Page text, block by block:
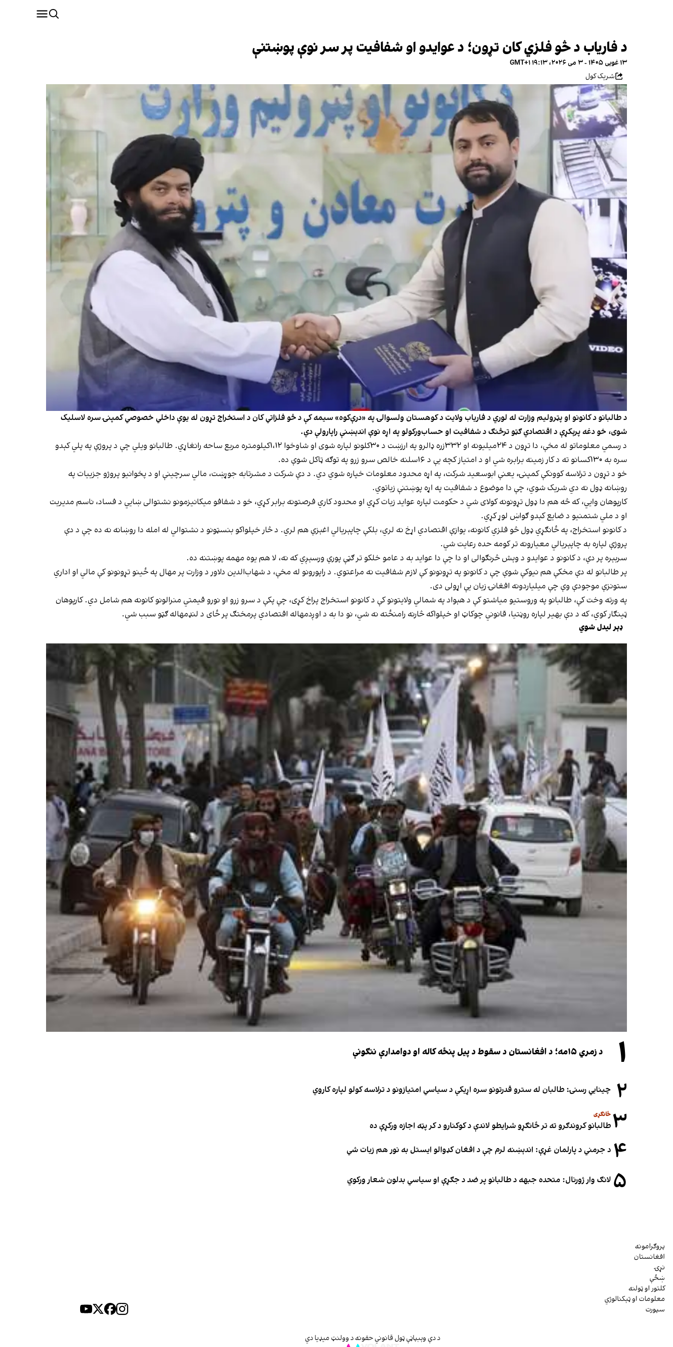
د فاریاب د څو فلزي کان تړون؛ د عوایدو او شفافیت پر سر نوې پوښتنې
۱۳ غویی ۱۴۰۵ - ۳ می ۲۰۲۶، ۱۹:۱۳ GMT+۱
شریک کول
د طالبانو د کانونو او پټرولیم وزارت له لوري د فاریاب ولایت د کوهستان ولسوالۍ په «درې‌کوه» سیمه کې د څو فلزاتي کان د استخراج تړون له یوې داخلي خصوصي کمپنۍ سره لاسلیک
شوی، خو دغه پرېکړې د اقتصادي ګټو ترڅنګ د شفافیت او حساب‌ورکولو په اړه نوې اندېښنې راپارولې دي.
د رسمي معلوماتو له مخې، دا تړون د ۲۴میلیونه او ۳۳۲زره ډالرو په ارزښت د ۳۰کلونو لپاره شوی او شاوخوا ۱،۱۲کیلومتره مربع ساحه رانغاړي. طالبانو ویلي چې د پروژې په پلي کېدو
سره به ۱۳۰کسانو ته د کار زمینه برابره شي او د امتیاز کچه یې د ۱۶سلنه خالص سرو زرو په توګه ټاکل شوې ده.
خو د تړون د ترلاسه کوونکې کمپنۍ، یعنې ابوسعید شرکت، په اړه محدود معلومات خپاره شوي دي. د دې شرکت د مشرتابه جوړښت، مالي سرچینې او د پخوانیو پروژو جزییات په
روښانه ډول نه دي شریک شوي، چې دا موضوع د شفافیت په اړه پوښتنې زیاتوي.
کارپوهان وایي، که څه هم دا ډول تړونونه کولای شي د حکومت لپاره عواید زیات کړي او محدود کاري فرصتونه برابر کړي، خو د شفافو میکانیزمونو نشتوالی ښايي د فساد، ناسم مدیریت
او د ملي شتمنیو د ضایع کېدو ګواښ لوړ کړي.
د کانونو استخراج، په ځانګړي ډول څو فلزي کانونه، یوازې اقتصادي اړخ نه لري، بلکې چاپېریالي اغېزې هم لري. د څار خپلواکو بنسټونو د نشتوالي له امله دا روښانه نه ده چې د دې
پروژې لپاره به چاپېریالي معیارونه تر کومه حده رعایت شي.
سربېره پر دې، د کانونو د عوایدو د وېش څرنګوالی او دا چې دا عواید به د عامو خلکو تر ګټې پورې ورسېږي که نه، لا هم یوه مهمه پوښتنه ده.
پر طالبانو له دې مخکې هم نیوکې شوې چې د کانونو په تړونونو کې لازم شفافیت نه مراعتوي. د راپورونو له مخې، د شهاب‌الدین دلاور د وزارت پر مهال په ځینو تړونونو کې مالي او اداري
ستونزې موجودې وې چې میلیاردونه افغانۍ زیان یې اړولی دی.
په ورته وخت کې، طالبانو په وروستیو میاشتو کې د هېواد په شمالي ولایتونو کې د کانونو استخراج پراخ کړی، چې پکې د سرو زرو او نورو قیمتي منرالونو کانونه هم شامل دي. کارپوهان
ټینګار کوي، که د دې بهیر لپاره روڼتیا، قانوني چوکاټ او خپلواکه څارنه رامنځته نه شي، نو دا به د اوږدمهاله اقتصادي پرمختګ پر ځای د لنډمهاله ګټو سبب شي.
ډېر لیدل شوي
۱ د زمري ۱۵مه؛ د افغانستان د سقوط د پیل پنځه کاله او دوامدارې ننګونې
۲ چینایي رسنۍ: طالبان له سترو قدرتونو سره اړیکې د سیاسي امتیازونو د ترلاسه کولو لپاره کاروي
۳ ځانګړی
طالبانو کروندګرو ته تر ځانګړو شرایطو لاندې د کوکنارو د کر پټه اجازه ورکړې ده
۴ د جرمني د پارلمان غړې: اندېښنه لرم چې د افغان کډوالو ایستل به نور هم زیات شي
۵ لانګ وار ژورنال: متحده جبهه د طالبانو پر ضد د جګړې او سیاسي بدلون شعار ورکوي
پروګرامونه
افغانستان
نړۍ
ښځې
کلتور او ټولنه
معلومات او ټېکنالوژي
سپورت
د دې وېبپاڼې ټول قانوني حقونه د وولنټ میډیا دي